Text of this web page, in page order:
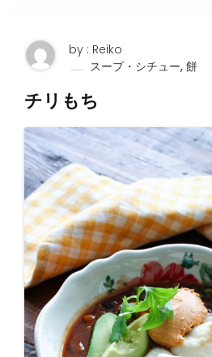
by : Reiko
スープ・シチュー, 餅
チリもち